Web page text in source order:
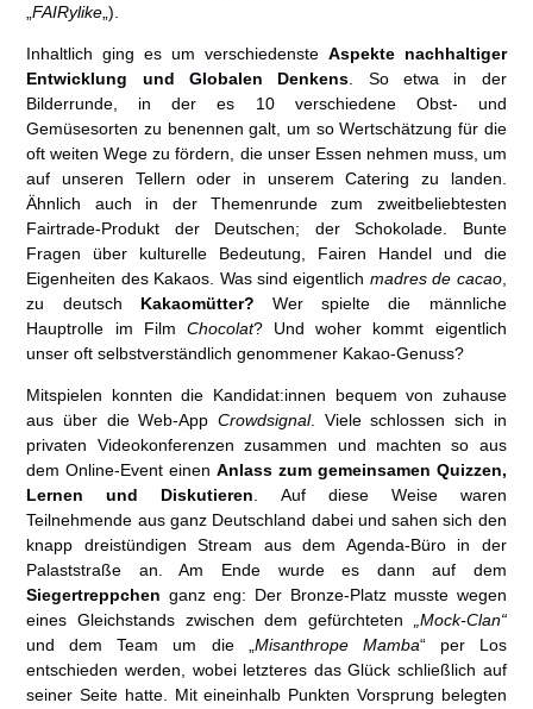
„FAIRylike „).
Inhaltlich ging es um verschiedenste Aspekte nachhaltiger
Entwicklung und Globalen Denkens . So etwa in der
Bilderrunde, in der es 10 verschiedene Obst- und
Gemüsesorten zu benennen galt, um so Wertschätzung für die
oft weiten Wege zu fördern, die unser Essen nehmen muss, um
auf unseren Tellern oder in unserem Catering zu landen.
Ähnlich auch in der Themenrunde zum zweitbeliebtesten
Fairtrade-Produkt der Deutschen; der Schokolade. Bunte
Fragen über kulturelle Bedeutung, Fairen Handel und die
Eigenheiten des Kakaos. Was sind eigentlich madres de cacao,
zu deutsch Kakaomütter? Wer spielte die männliche
Hauptrolle im Film Chocolat? Und woher kommt eigentlich
unser oft selbstverständlich genommener Kakao-Genuss?
Mitspielen konnten die Kandidat:innen bequem von zuhause
aus über die Web-App Crowdsignal. Viele schlossen sich in
privaten Videokonferenzen zusammen und machten so aus
dem Online-Event einen Anlass zum gemeinsamen Quizzen,
Lernen und Diskutieren. Auf diese Weise waren
Teilnehmende aus ganz Deutschland dabei und sahen sich den
knapp dreistündigen Stream aus dem Agenda-Büro in der
Palaststraße an. Am Ende wurde es dann auf dem
Siegertreppchen ganz eng: Der Bronze-Platz musste wegen
eines Gleichstands zwischen dem gefürchteten „Mock-Clan“
und dem Team um die „Misanthrope Mamba“ per Los
entschieden werden, wobei letzteres das Glück schließlich auf
seiner Seite hatte. Mit eineinhalb Punkten Vorsprung belegten